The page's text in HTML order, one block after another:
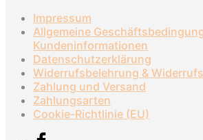
Impressum
Allgemeine
Kundeninformationen
Datenschutzerklärung
Widerrufsbelehrung &
Zahlung und Versand
Zahlungsarten
Cookie-Richtlinie (EU)